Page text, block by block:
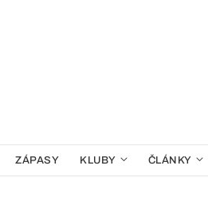
ZÁPASY KLUBY ČLÁNKY